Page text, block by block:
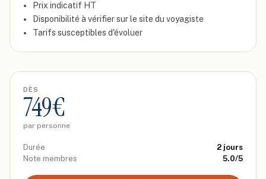
Prix indicatif HT
Disponibilité à vérifier sur le site du voyagiste
Tarifs susceptibles d'évoluer
DÈS
749€
par personne
Durée 2 jours
Note membres
5.0/5